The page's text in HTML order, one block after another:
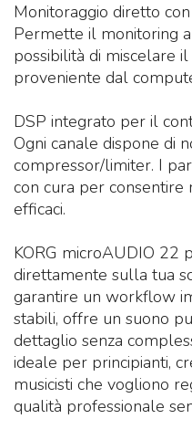
Monitoraggio diretto
Permette il monitoring
possibilità di miscelare
proveniente dal
DSP integrato per il
Ogni canale dispone di
compressor/limiter. I
con cura per consentire
efficaci.
KORG microAUDIO 22
direttamente sulla tua
garantire un workflow
stabili, offre un suono
dettaglio senza
ideale per principianti,
musicisti che vogliono
qualità professionale